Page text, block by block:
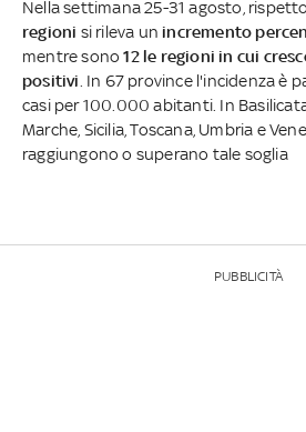
Nella settimana 25-31 agosto,
regioni si rileva un incremento
mentre sono12 le regioni in cui
positivi. In 67 province l'incidenza è
casi per 100.000 abitanti. In
Marche, Sicilia, Toscana, Umbria e
raggiungono o superano tale soglia
PUBBLICITÀ